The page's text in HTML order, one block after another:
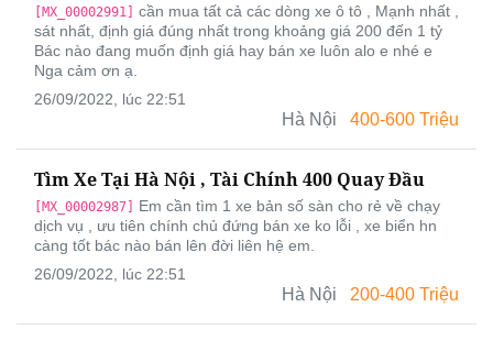
[MX_00002991] cần mua tất cả các dòng xe ô tô , Mạnh nhất ,
sát nhất, định giá đúng nhất trong khoảng giá 200 đến 1 tỷ
Bác nào đang muốn định giá hay bán xe luôn alo e nhé e
Nga cảm ơn ạ.
26/09/2022, lúc 22:51
Hà Nội 400-600 Triệu
Tìm Xe Tại Hà Nội , Tài Chính 400 Quay Đầu
[MX_00002987] Em cần tìm 1 xe bản số sàn cho rẻ về chạy
dịch vụ , ưu tiên chính chủ đứng bán xe ko lỗi , xe biển hn
càng tốt bác nào bán lên đời liên hệ em.
26/09/2022, lúc 22:51
Hà Nội 200-400 Triệu